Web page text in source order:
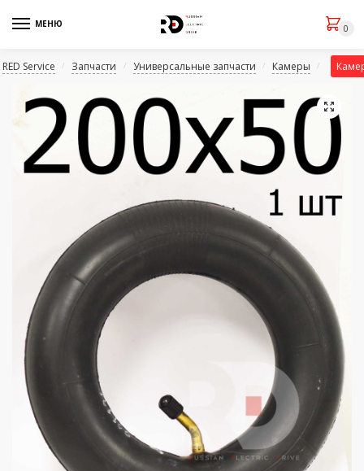
МЕНЮ 0
RED Service / Запчасти / Универсальные запчасти / Камеры /
🔍